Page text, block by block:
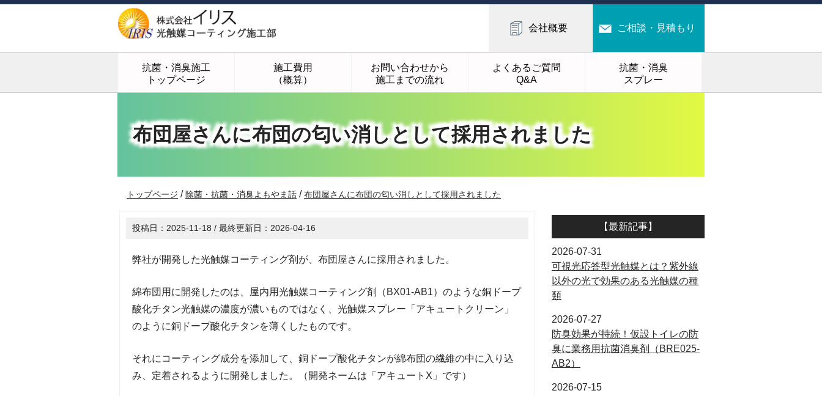
会社概要 ご相談・見積もり
抗菌・消臭施工
トップページ
施工費用
（概算）
お問い合わせから
施工までの流れ
よくあるご質問
Q&A
抗菌・消臭
スプレー
布団屋さんに布団の匂い消しとして採用されました
トップページ / 除菌・抗菌・消臭よもやま話 /布団屋さんに布団の匂い消しとして採用されました
投稿日： 2025-11-18 / 最終更新日： 2026-04-16
弊社が開発した光触媒コーティング剤が、布団屋さんに採用されました。
綿布団用に開発したのは、屋内用光触媒コーティング剤（BX01-AB1）のような銅ドープ
酸化チタン光触媒の濃度が濃いものではなく、光触媒スプレー「アキュートクリーン」
のように銅ドープ酸化チタンを薄くしたものです。
それにコーティング成分を添加して、銅ドープ酸化チタンが綿布団の繊維の中に入り込
み、定着されるように開発しました。（開発ネームは「アキュートX」です）
【最新記事】
2026-07-31
可視光応答型光触媒とは？紫外線
以外の光で効果のある光触媒の種
類
2026-07-27
防臭効果が持続！仮設トイレの防
臭に業務用抗菌消臭剤（BRE025-
AB2）
2026-07-15